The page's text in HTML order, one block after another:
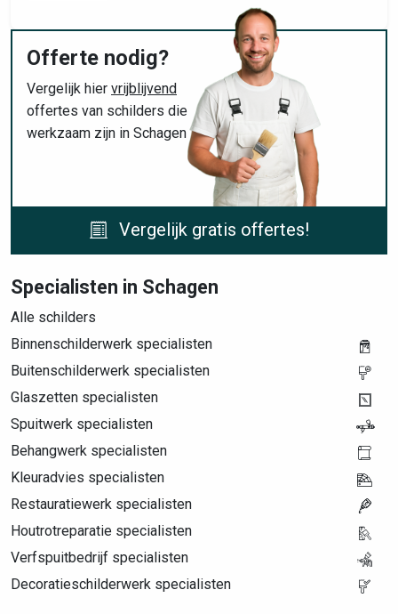
Offerte nodig?
Vergelijk hier vrijblijvend
offertes van schilders die
werkzaam zijn in Schagen
Vergelijk gratis offertes!
Specialisten in Schagen
Alle schilders
Binnenschilderwerk specialisten
Buitenschilderwerk specialisten
Glaszetten specialisten
Spuitwerk specialisten
Behangwerk specialisten
Kleuradvies specialisten
Restauratiewerk specialisten
Houtrotreparatie specialisten
Verfspuitbedrijf specialisten
Decoratieschilderwerk specialisten